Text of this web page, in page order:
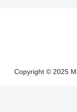
Copyright © 2025